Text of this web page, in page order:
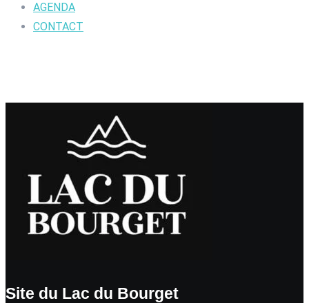
AGENDA
CONTACT
Site du Lac du Bourget